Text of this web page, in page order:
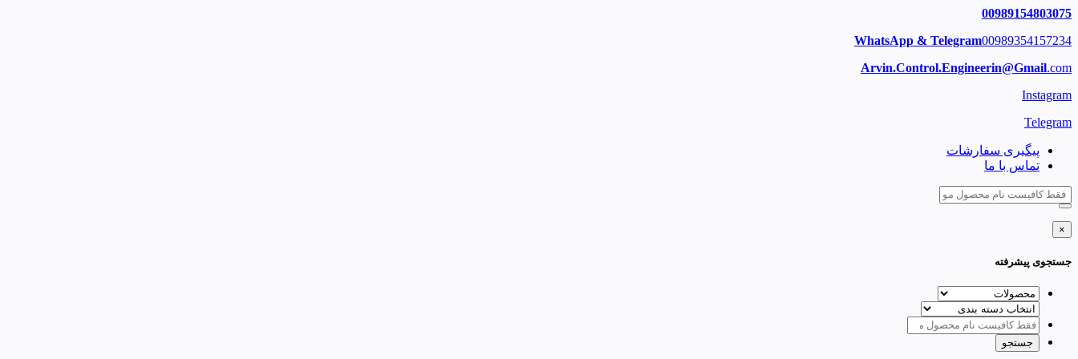
00989154803075
WhatsApp & Telegram00989354157234
Arvin.Control.Engineerin@Gmail.com
Instagram
Telegram
پیگیری سفارشات
تماس با ما
×
جستجوی پیشرفته